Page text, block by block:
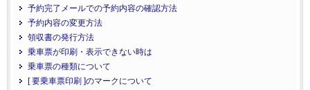
予約完了メールでの予約内容の確認方法
予約内容の変更方法
領収書の発行方法
乗車票が印刷・表示できない時は
乗車票の種類について
[ 要乗車票印刷 ]のマークについて